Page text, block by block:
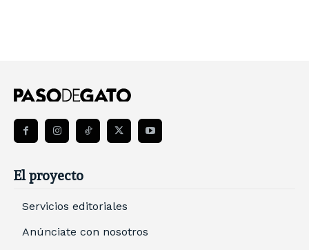
El proyecto
Servicios editoriales
Anúnciate con nosotros